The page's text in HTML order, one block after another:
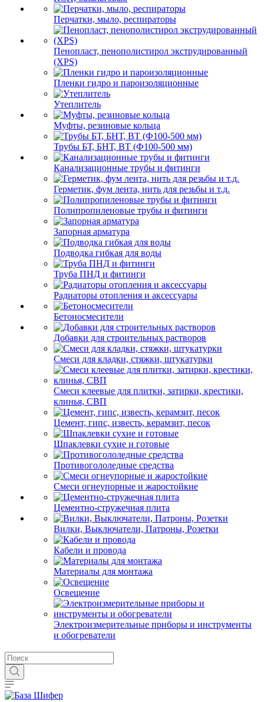
Перчатки, мыло, респираторы
Пенопласт, пенополистирол экструдированный
(XPS)
Пленки гидро и пароизоляционные
Утеплитель
Муфты, резиновые кольца
Трубы БТ, БНТ, ВТ (Ф100-500 мм)
Канализационные трубы и фитинги
Герметик, фум лента, нить для резьбы и т.д.
Полипропиленовые трубы и фитинги
Запорная арматура
Подводка гибкая для воды
Труба ПНД и фитинги
Радиаторы отопления и аксессуары
Бетоносмесители
Добавки для строительных растворов
Смеси для кладки, стяжки, штукатурки
Смеси клеевые для плитки, затирки, крестики,
клинья, СВП
Цемент, гипс, известь, керамзит, песок
Шпаклевки сухие и готовые
Противогололедные средства
Смеси огнеупорные и жаростойкие
Цементно-стружечная плита
Вилки, Выключатели, Патроны, Розетки
Кабели и провода
Материалы для монтажа
Освещение
Электроизмерительные приборы и инструменты
и обогреватели